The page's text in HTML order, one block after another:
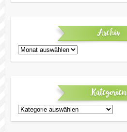
Archiv
Archiv
Kategorien
Kategorien